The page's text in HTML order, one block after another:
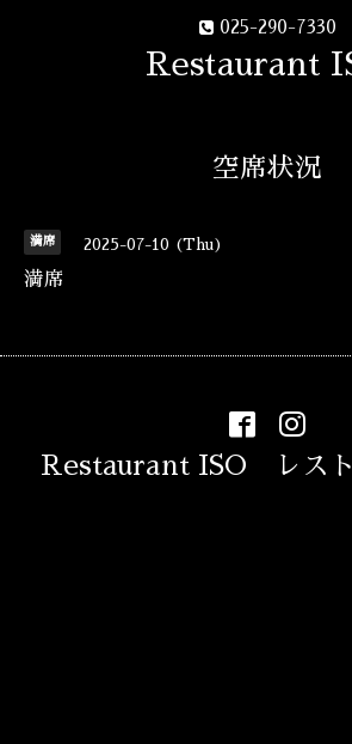
025-290-7330
Restaurant
空席状況
満席 2025-07-10 (Thu)
満席
Restaurant ISO レス